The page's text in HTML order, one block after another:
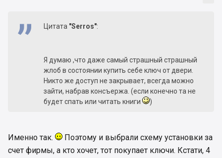
Цитата "Serros":
Я думаю ,что даже самый страшный страшный
жлоб в состоянии купить себе ключ от двери.
Никто же доступ не закрывает, всегда можно
зайти, набрав консъержа. (если конечно та не
будет спать или читать книги
)
Именно так.
Поэтому и выбрали схему установки за
счет фирмы, а кто хочет, тот покупает ключи. Кстати, 4